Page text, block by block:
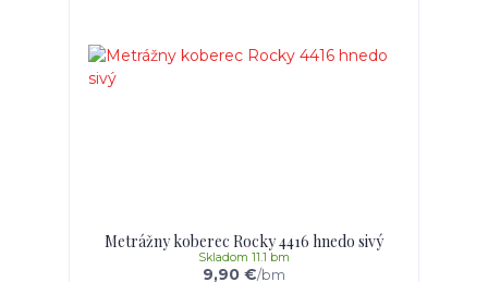
Metrážny koberec Rocky 4416 hnedo sivý
9,90 €/bm
Skladom 11.1 bm